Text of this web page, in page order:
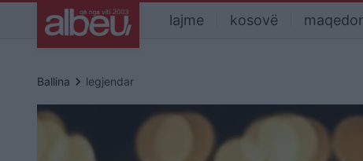
lajme kosovë
Ballina keyboard_arrow_right legjendar